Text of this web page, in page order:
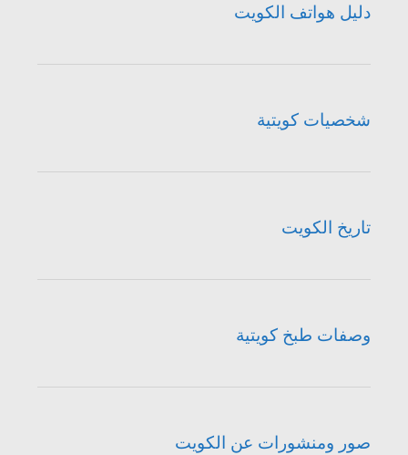
دليل هواتف الكويت
شخصيات كويتية
تاريخ الكويت
وصفات طبخ كويتية
صور ومنشورات عن الكويت